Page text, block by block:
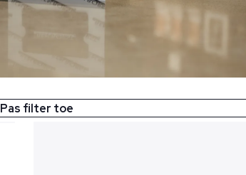
Pas filter toe